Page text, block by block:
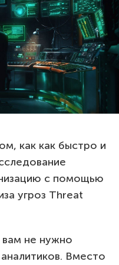
как как быстро и
с помощью
угроз Threat
вам не нужно
Вместо